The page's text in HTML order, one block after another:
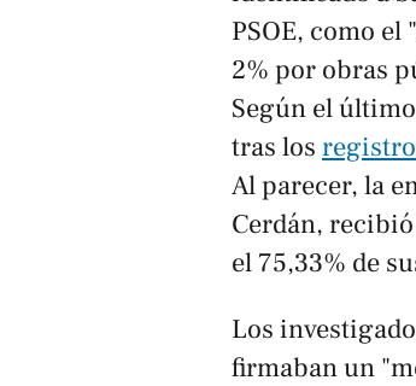
PSOE, como
2% por obras
Según el
tras los
Al parecer, la
Cerdán,
el 75,33% de
Los
firmaban un